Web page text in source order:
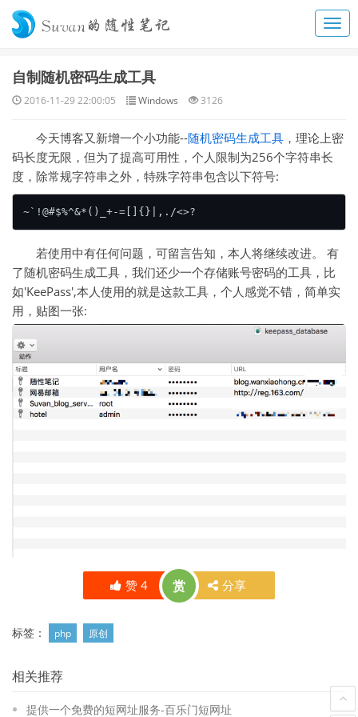
自制随机密码生成工具
2016-11-29 22:00:05 Windows 3126
今天博客又新增一个小功能--随机密码生成工具 ，理论上密
码长度无限，但为了提高可用性，个人限制为256个字符串长
度，除常规字符串之外，特殊字符串包含以下符号:
~`!@#$%^&*()_+-=[]{}|,./<>
若使用中有任何问题，可留言告知，本人将继续改进。 有
了随机密码生成工具，我们还少一个存储账号密码的工具，比
如'KeePass',本人使用的就是这款工具，个人感觉不错，简单实
用，贴图一张:
赞 4 赏 分享
标签： php 原创
相关推荐
提供一个免费的短网址服务-百乐门短网址